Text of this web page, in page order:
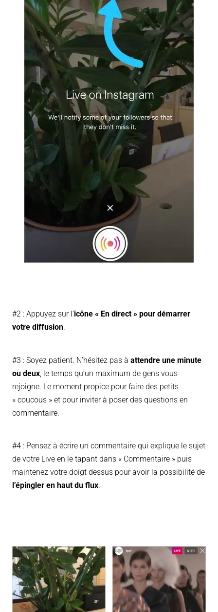
#2 : Appuyez sur l’icône « En direct » pour démarrer
votre diffusion.
#3 : Soyez patient. N’hésitez pas à attendre une minute
ou deux , le temps qu’un maximum de gens vous
rejoigne. Le moment propice pour faire des petits
« coucous » et pour inviter à poser des questions en
commentaire.
#4 : Pensez à écrire un commentaire qui explique le sujet
de votre Live en le tapant dans « Commentaire » puis
maintenez votre doigt dessus pour avoir la possibilité de
l’épingler en haut du flux.